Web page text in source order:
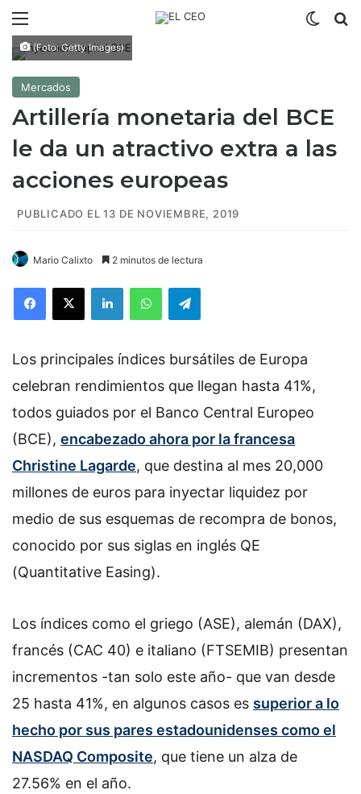
(Foto: Getty Images)
Mercados
Artillería monetaria del BCE
le da un atractivo extra a las
acciones europeas
PUBLICADO EL 13 DE NOVIEMBRE, 2019
Mario Calixto 2 minutos de lectura
Los principales índices bursátiles de Europa
celebran rendimientos que llegan hasta 41%,
todos guiados por el Banco Central Europeo
(BCE), encabezado ahora por la francesa
Christine Lagarde, que destina al mes 20,000
millones de euros para inyectar liquidez por
medio de sus esquemas de recompra de bonos,
conocido por sus siglas en inglés QE
(Quantitative Easing).
Los índices como el griego (ASE), alemán (DAX),
francés (CAC 40) e italiano (FTSEMIB) presentan
incrementos -tan solo este año- que van desde
25 hasta 41%, en algunos casos es superior a lo
hecho por sus pares estadounidenses como el
NASDAQ Composite, que tiene un alza de
27.56% en el año.